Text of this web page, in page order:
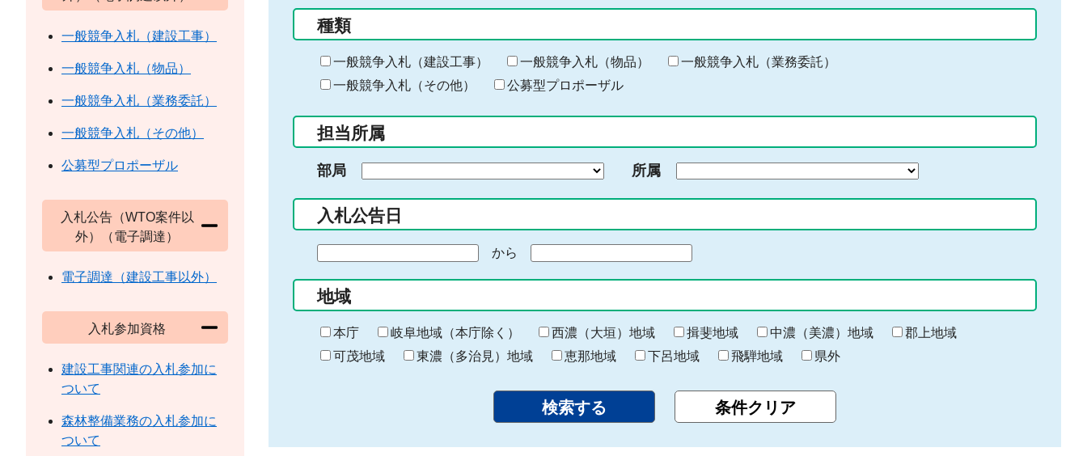
る
キ
ー
ー
入
力
種類
一般競争入札（建設工事） 一般競争入札（物品）
一般競争入札（業務委託）
一般競争入札（その他）
公募型プロポーザル
担当所属
部局 所属
入札公告日
の
始
ま
り
から
終
わ
り
地域
本庁 岐阜地域（本庁除く） 西濃（大垣）地域 揖斐地域 中濃（美濃）地域
郡上地域
可茂地域
東濃（多治見）地域 恵那地域 下呂地域 飛騨地域 県外
一般競争入札（建設工事）
一般競争入札（物品）
一般競争入札（業務委託）
一般競争入札（その他）
公募型プロポーザル
入札公告（WTO案件以
外）（電子調達）
電子調達（建設工事以外）
入札参加資格
建設工事関連の入札参加に
ついて
森林整備業務の入札参加に
ついて